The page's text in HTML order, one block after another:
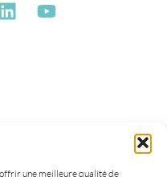
une meilleure qualité de